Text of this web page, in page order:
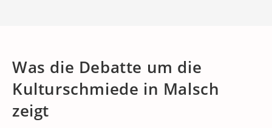
Was die Debatte um die
Kulturschmiede in Malsch
zeigt